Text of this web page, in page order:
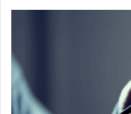
conversando
com
médico
responsável